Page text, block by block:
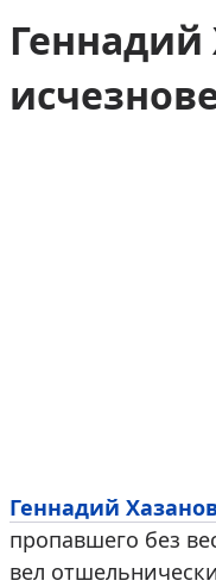
Геннадий
Геннадий
пропавшего без
вел